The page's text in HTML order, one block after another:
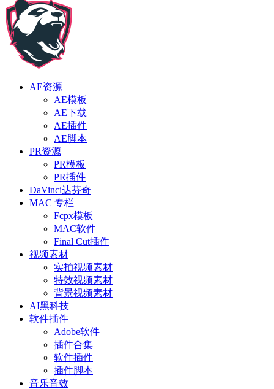
AE资源
AE模板
AE下载
AE插件
AE脚本
PR资源
PR模板
PR插件
DaVinci达芬奇
MAC 专栏
Fcpx模板
MAC软件
Final Cut插件
视频素材
实拍视频素材
特效视频素材
背景视频素材
AI黑科技
软件插件
Adobe软件
插件合集
软件插件
插件脚本
音乐音效